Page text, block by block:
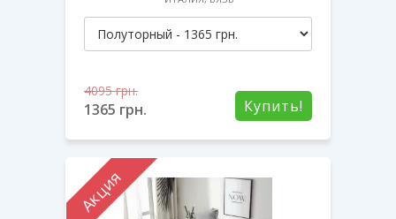
Купить!
4095грн.
1365 грн.
Акция